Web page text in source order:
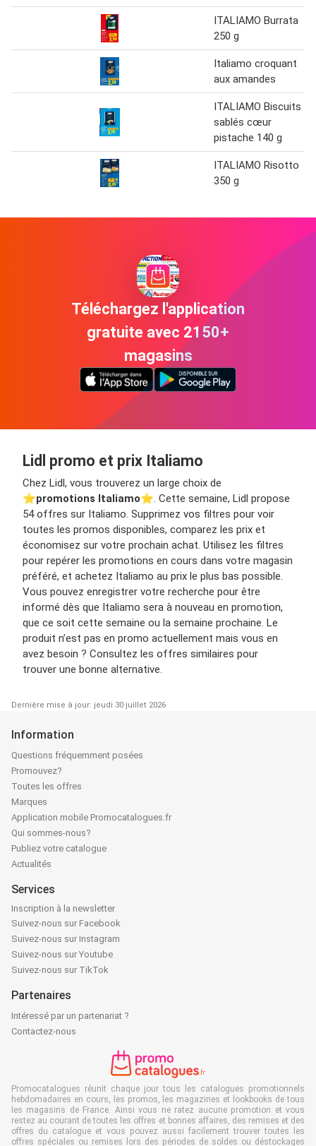
ITALIAMO Burrata
250 g
Italiamo croquant
aux amandes
ITALIAMO Biscuits
sablés cœur
pistache 140 g
ITALIAMO Risotto
350 g
Téléchargez l'application
gratuite avec 2150+
magasins
Lidl promo et prix Italiamo
Chez Lidl, vous trouverez un large choix de
⭐️promotions Italiamo⭐️. Cette semaine, Lidl propose
54 offres sur Italiamo. Supprimez vos filtres pour voir
toutes les promos disponibles, comparez les prix et
économisez sur votre prochain achat. Utilisez les filtres
pour repérer les promotions en cours dans votre magasin
préféré, et achetez Italiamo au prix le plus bas possible.
Vous pouvez enregistrer votre recherche pour être
informé dès que Italiamo sera à nouveau en promotion,
que ce soit cette semaine ou la semaine prochaine. Le
produit n’est pas en promo actuellement mais vous en
avez besoin ? Consultez les offres similaires pour
trouver une bonne alternative.
Dernière mise à jour: jeudi 30 juillet 2026
Information
Questions fréquemment posées
Promouvez?
Toutes les offres
Marques
Application mobile Promocatalogues.fr
Qui sommes-nous?
Publiez votre catalogue
Actualités
Services
Inscription à la newsletter
Suivez-nous sur Facebook
Suivez-nous sur Instagram
Suivez-nous sur Youtube
Suivez-nous sur TikTok
Partenaires
Intéressé par un partenariat ?
Contactez-nous
Promocatalogues réunit chaque jour tous les catalogues promotionnels
hebdomadaires en cours, les promos, les magazines et lookbooks de tous
les magasins de France. Ainsi vous ne ratez aucune promotion et vous
restez au courant de toutes les offres et bonnes affaires, des remises et des
offres du catalogue et vous pouvez aussi facilement trouver toutes les
offres spéciales ou remises lors des périodes de soldes ou déstockages